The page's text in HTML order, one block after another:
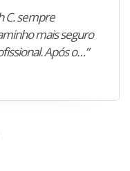
C. sempre
mais seguro
Após o…”